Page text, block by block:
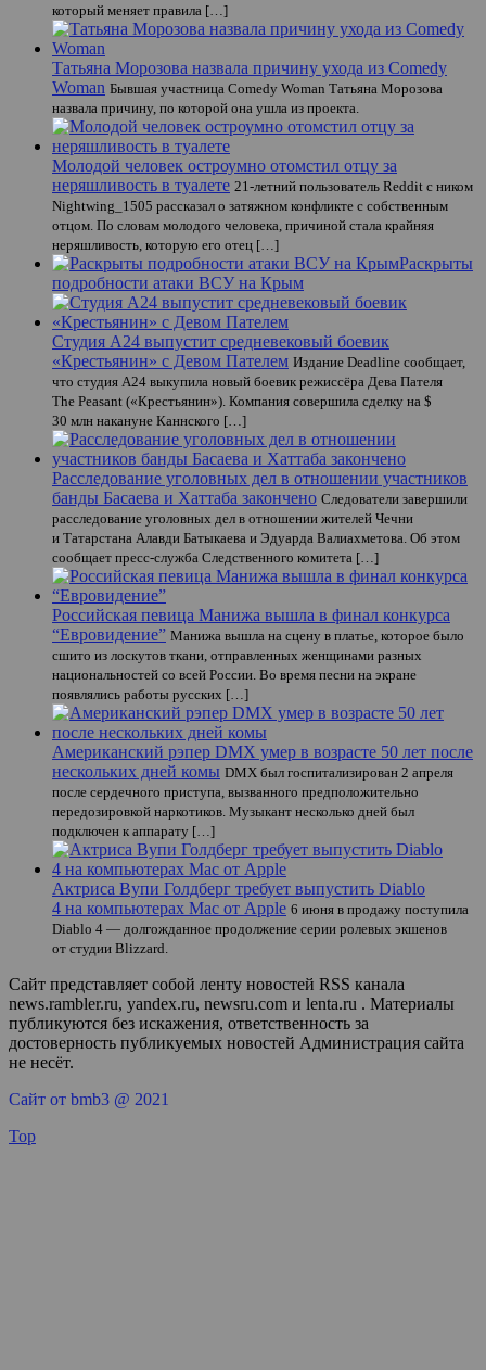
который меняет правила […]
Татьяна Морозова назвала причину ухода из Comedy
Woman Бывшая участница Comedy Woman Татьяна Морозова
назвала причину, по которой она ушла из проекта.
Молодой человек остроумно отомстил отцу за
неряшливость в туалете 21-летний пользователь Reddit с ником
Nightwing_1505 рассказал о затяжном конфликте с собственным
отцом. По словам молодого человека, причиной стала крайняя
неряшливость, которую его отец […]
Раскрыты
подробности атаки ВСУ на Крым
Студия A24 выпустит средневековый боевик
«Крестьянин» с Девом Пателем Издание Deadline сообщает,
что студия А24 выкупила новый боевик режиссёра Дева Пателя
The Peasant («Крестьянин»). Компания совершила сделку на $
30 млн накануне Каннского […]
Расследование уголовных дел в отношении участников
банды Басаева и Хаттаба закончено Следователи завершили
расследование уголовных дел в отношении жителей Чечни
и Татарстана Алавди Батыкаева и Эдуарда Валиахметова. Об этом
сообщает пресс-служба Следственного комитета […]
Российская певица Манижа вышла в финал конкурса
“Евровидение” Манижа вышла на сцену в платье, которое было
сшито из лоскутов ткани, отправленных женщинами разных
национальностей со всей России. Во время песни на экране
появлялись работы русских […]
Американский рэпер DMX умер в возрасте 50 лет после
нескольких дней комы DMX был госпитализирован 2 апреля
после сердечного приступа, вызванного предположительно
передозировкой наркотиков. Музыкант несколько дней был
подключен к аппарату […]
Актриса Вупи Голдберг требует выпустить Diablo
4 на компьютерах Mac от Apple 6 июня в продажу поступила
Diablo 4 — долгожданное продолжение серии ролевых экшенов
от студии Blizzard.
Сайт представляет собой ленту новостей RSS канала
news.rambler.ru, yandex.ru, newsru.com и lenta.ru . Материалы
публикуются без искажения, ответственность за
достоверность публикуемых новостей Администрация сайта
не несёт.
Сайт от bmb3 @ 2021
Top